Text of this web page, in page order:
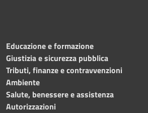
Educazione e formazione
Giustizia e sicurezza pubblica
Tributi, finanze e contravvenzioni
Ambiente
Salute, benessere e assistenza
Autorizzazioni